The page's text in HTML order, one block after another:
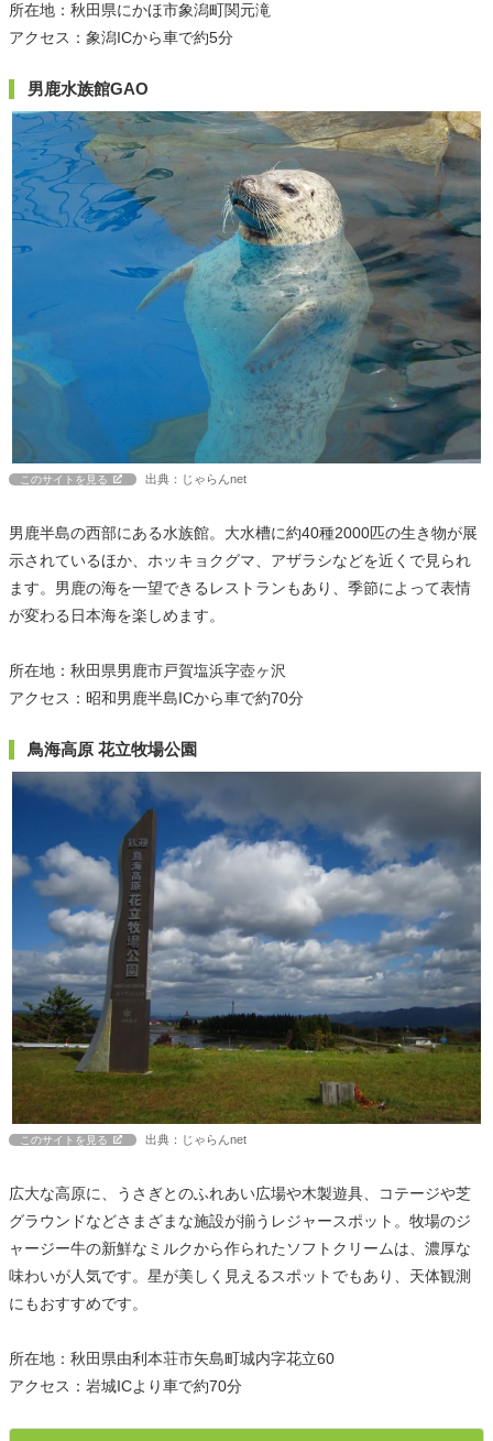
所在地：秋田県にかほ市象潟町関元滝
アクセス：象潟ICから車で約5分
男鹿水族館GAO
このサイトを見る 出典：じゃらんnet
男鹿半島の西部にある水族館。大水槽に約40種2000匹の生き物が展
示されているほか、ホッキョクグマ、アザラシなどを近くで見られ
ます。男鹿の海を一望できるレストランもあり、季節によって表情
が変わる日本海を楽しめます。
所在地：秋田県男鹿市戸賀塩浜字壺ヶ沢
アクセス：昭和男鹿半島ICから車で約70分
鳥海高原 花立牧場公園
このサイトを見る 出典：じゃらんnet
広大な高原に、うさぎとのふれあい広場や木製遊具、コテージや芝
グラウンドなどさまざまな施設が揃うレジャースポット。牧場のジ
ャージー牛の新鮮なミルクから作られたソフトクリームは、濃厚な
味わいが人気です。星が美しく見えるスポットでもあり、天体観測
にもおすすめです。
所在地：秋田県由利本荘市矢島町城内字花立60
アクセス：岩城ICより車で約70分